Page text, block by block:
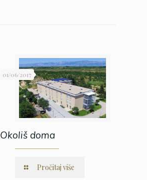
01/06/2017
Okoliš doma
Pročitaj više